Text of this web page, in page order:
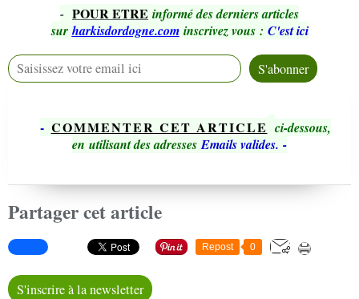
- POUR ETRE informé des derniers articles
sur harkisdordogne.com inscrivez vous : C'est ici
- COMMENTER CET ARTICLE ci-dessous,
en utilisant des adressesEmails valides. -
Partager cet article
Repost 0
S'inscrire à la newsletter